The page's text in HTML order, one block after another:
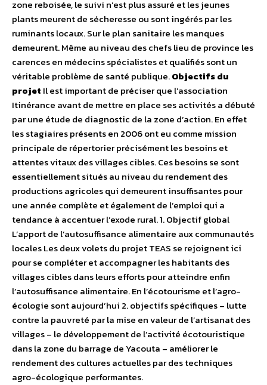
zone reboisée, le suivi n’est plus assuré et les jeunes
plants meurent de sécheresse ou sont ingérés par les
ruminants locaux. Sur le plan sanitaire les manques
demeurent. Même au niveau des chefs lieu de province les
carences en médecins spécialistes et qualifiés sont un
véritable problème de santé publique.Objectifs du
projet Il est important de préciser que l’association
Itinérance avant de mettre en place ses activités a débuté
par une étude de diagnostic de la zone d’action. En effet
les stagiaires présents en 2006 ont eu comme mission
principale de répertorier précisément les besoins et
attentes vitaux des villages cibles. Ces besoins se sont
essentiellement situés au niveau du rendement des
productions agricoles qui demeurent insuffisantes pour
une année complète et également de l’emploi qui a
tendance à accentuer l’exode rural. 1. Objectif global
L’apport de l’autosuffisance alimentaire aux communautés
locales Les deux volets du projet TEAS se rejoignent ici
pour se compléter et accompagner les habitants des
villages cibles dans leurs efforts pour atteindre enfin
l’autosuffisance alimentaire. En l’écotourisme et l’agro-
écologie sont aujourd’hui 2. objectifs spécifiques – lutte
contre la pauvreté par la mise en valeur de l’artisanat des
villages – le développement de l’activité écotouristique
dans la zone du barrage de Yacouta – améliorer le
rendement des cultures actuelles par des techniques
agro-écologique performantes.